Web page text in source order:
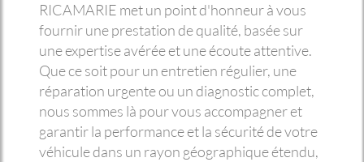
RICAMARIE met un point d'honneur à vous
fournir une prestation de qualité, basée sur
une expertise avérée et une écoute attentive.
Que ce soit pour un entretien régulier, une
réparation urgente ou un diagnostic complet,
nous sommes là pour vous accompagner et
garantir la performance et la sécurité de votre
véhicule dans un rayon géographique étendu,